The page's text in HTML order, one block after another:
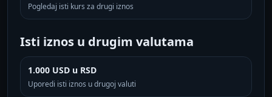
Pogledaj isti kurs za drugi iznos
Isti iznos u drugim valutama
1.000 USD u RSD
Uporedi isti iznos u drugoj valuti